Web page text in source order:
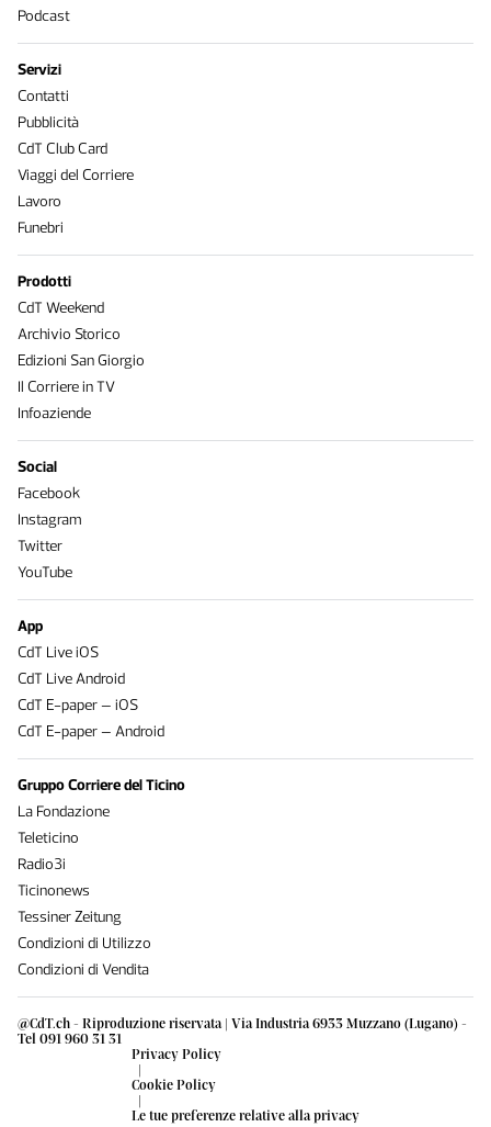
@CdT.ch - Riproduzione riservata | Via Industria 6933 Muzzano (Lugano) -
Tel 091 960 31 31
Privacy Policy
|
Cookie Policy
|
Le tue preferenze relative alla privacy
Podcast
Servizi
Contatti
Pubblicità
CdT Club Card
Viaggi del Corriere
Lavoro
Funebri
Prodotti
CdT Weekend
Archivio Storico
Edizioni San Giorgio
Il Corriere in TV
Infoaziende
Social
Facebook
Instagram
Twitter
YouTube
App
CdT Live iOS
CdT Live Android
CdT E-paper – iOS
CdT E-paper – Android
Gruppo Corriere del Ticino
La Fondazione
Teleticino
Radio3i
Ticinonews
Tessiner Zeitung
Condizioni di Utilizzo
Condizioni di Vendita